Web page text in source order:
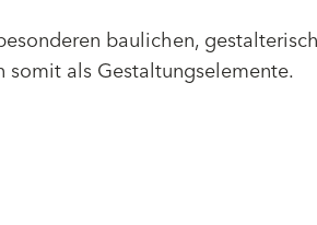
baulichen,
somit als Gestaltungselemente.